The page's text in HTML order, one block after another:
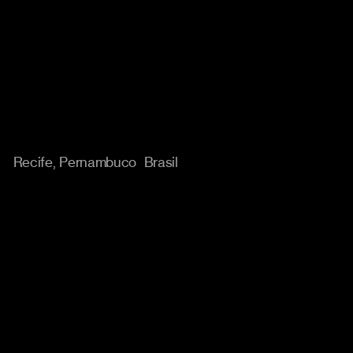
Recife, Pernambuco Brasil